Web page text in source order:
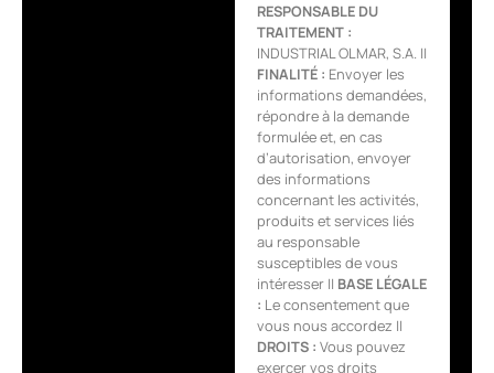
RESPONSABLE DU
TRAITEMENT :
INDUSTRIAL OLMAR, S.A. ||
FINALITÉ : Envoyer les
informations demandées,
répondre à la demande
formulée et, en cas
d’autorisation, envoyer
des informations
concernant les activités,
produits et services liés
au responsable
susceptibles de vous
intéresser || BASE LÉGALE
: Le consentement que
vous nous accordez ||
DROITS : Vous pouvez
exercer vos droits